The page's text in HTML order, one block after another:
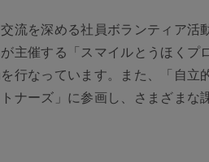
流を深める社員ボランティア
主催する「スマイルとうほくプ
行なっています。また、「自
ナーズ」に参画し、さまざまな